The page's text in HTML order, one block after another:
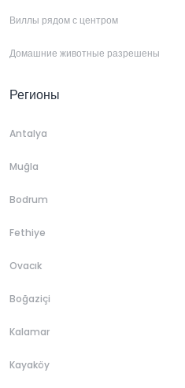
Виллы рядом с центром
Домашние животные разрешены
Регионы
Antalya
Muğla
Bodrum
Fethiye
Ovacık
Boğaziçi
Kalamar
Kayaköy